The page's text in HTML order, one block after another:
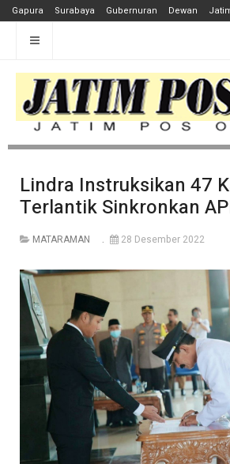
Gapura Surabaya Gubernuran Dewan
Lindra Instruksikan 47
Terlantik Sinkronkan
MATARAMAN 28 Desember 2022